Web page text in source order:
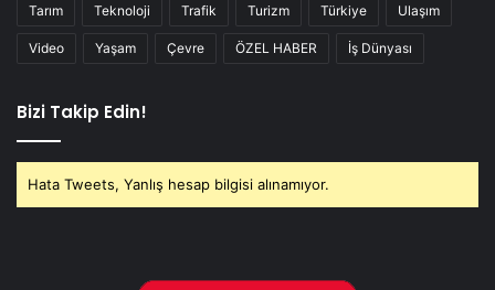
Tarım Teknoloji Trafik Turizm Türkiye Ulaşım
Video Yaşam Çevre ÖZEL HABER İş Dünyası
Bizi Takip Edin!
Hata Tweets, Yanlış hesap bilgisi alınamıyor.